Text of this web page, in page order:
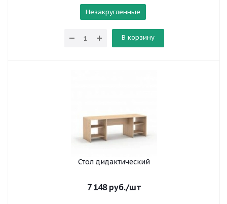
Незакругленные
В корзину
Стол дидактический
7 148руб./шт